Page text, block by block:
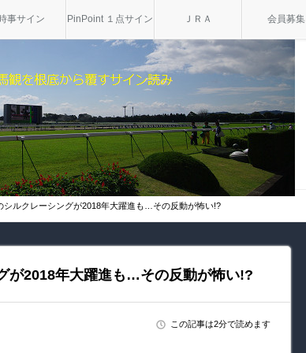
事サイン PinPoint １点サイン ＪＲＡ 会員募集
シルクレーシングが2018年大躍進も…その反動が怖い!?
が2018年大躍進も…その反動が怖い!?
この記事は2分で読めます